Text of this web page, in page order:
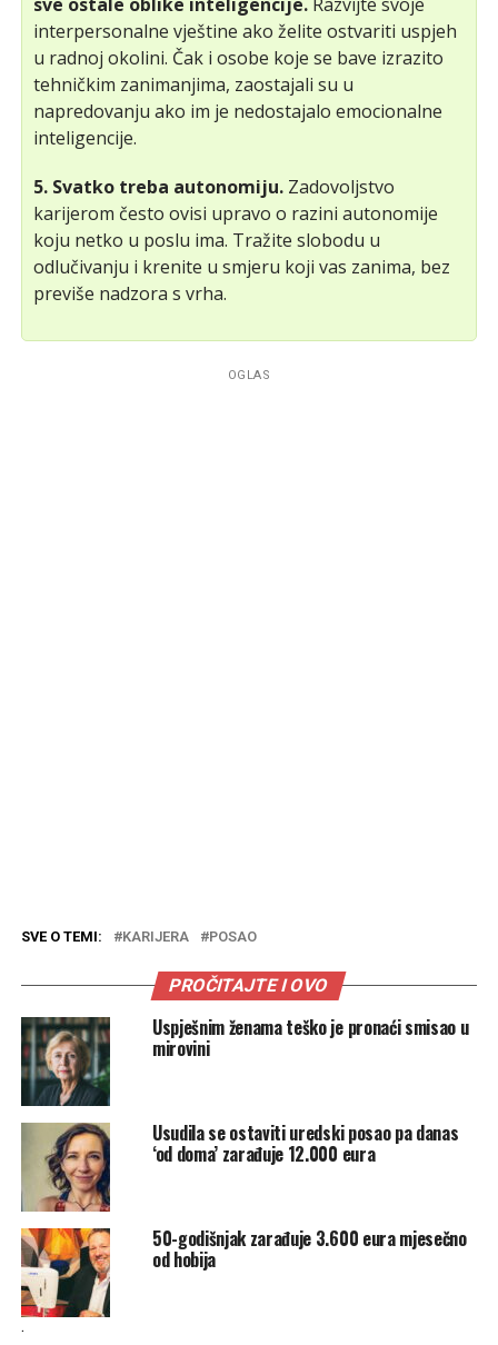
interpersonalne vještine ako želite ostvariti uspjeh
u radnoj okolini. Čak i osobe koje se bave izrazito
tehničkim zanimanjima, zaostajali su u
napredovanju ako im je nedostajalo emocionalne
inteligencije.
5. Svatko treba autonomiju. Zadovoljstvo
karijerom često ovisi upravo o razini autonomije
koju netko u poslu ima. Tražite slobodu u
odlučivanju i krenite u smjeru koji vas zanima, bez
previše nadzora s vrha.
OGLAS
SVE O TEMI: KARIJERA POSAO
PROČITAJTE I OVO
Uspješnim ženama teško je pronaći smisao u
mirovini
Usudila se ostaviti uredski posao pa danas
‘od doma’ zarađuje 12.000 eura
50-godišnjak zarađuje 3.600 eura mjesečno
od hobija
.